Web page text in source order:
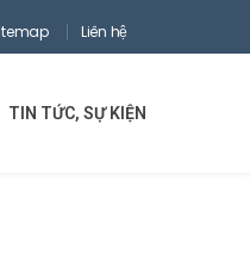
Liên hệ
TIN TỨC, SỰ KIỆN